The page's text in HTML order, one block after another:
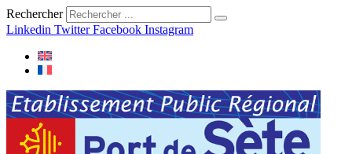
Rechercher
Linkedin Twitter Facebook Instagram